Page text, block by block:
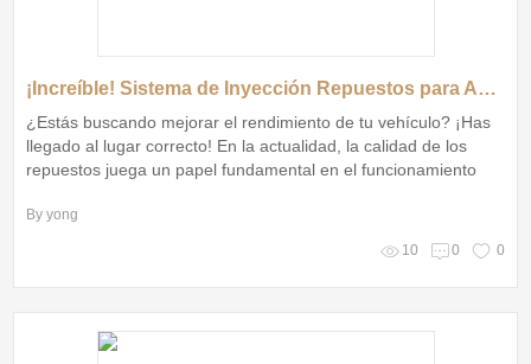
¡Increíble! Sistema de Inyección Repuestos para Automóviles que Transformará tu Vehículo
¿Estás buscando mejorar el rendimiento de tu vehículo? ¡Has
llegado al lugar correcto! En la actualidad, la calidad de los
repuestos juega un papel fundamental en el funcionamiento
By yong
10 0 0